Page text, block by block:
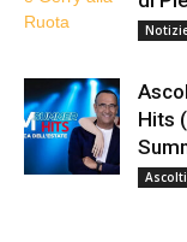
Hits
Ascolti